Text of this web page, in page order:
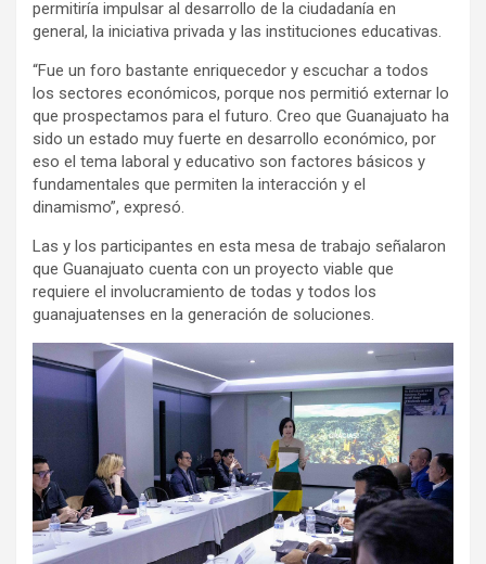
permitiría impulsar al desarrollo de la ciudadanía en
general, la iniciativa privada y las instituciones educativas.
“Fue un foro bastante enriquecedor y escuchar a todos
los sectores económicos, porque nos permitió externar lo
que prospectamos para el futuro. Creo que Guanajuato ha
sido un estado muy fuerte en desarrollo económico, por
eso el tema laboral y educativo son factores básicos y
fundamentales que permiten la interacción y el
dinamismo”, expresó.
Las y los participantes en esta mesa de trabajo señalaron
que Guanajuato cuenta con un proyecto viable que
requiere el involucramiento de todas y todos los
guanajuatenses en la generación de soluciones.